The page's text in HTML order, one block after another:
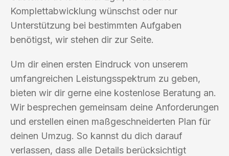
Komplettabwicklung wünschst oder nur
Unterstützung bei bestimmten Aufgaben
benötigst, wir stehen dir zur Seite.
Um dir einen ersten Eindruck von unserem
umfangreichen Leistungsspektrum zu geben,
bieten wir dir gerne eine kostenlose Beratung an.
Wir besprechen gemeinsam deine Anforderungen
und erstellen einen maßgeschneiderten Plan für
deinen Umzug. So kannst du dich darauf
verlassen, dass alle Details berücksichtigt